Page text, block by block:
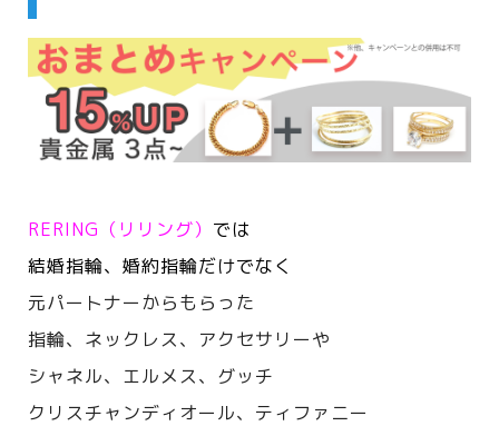
RERING（リリング） では
結婚指輪、婚約指輪だけでなく
元パートナーからもらった
指輪、ネックレス、アクセサリーや
シャネル、エルメス、 グッチ
クリスチャンディオール、ティファニー